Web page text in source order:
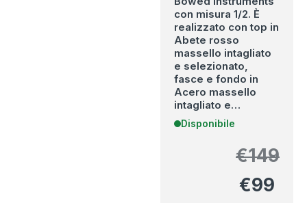
con misura 1/2. È
realizzato con top in
Abete rosso
massello intagliato
e selezionato,
fasce e fondo in
Acero massello
intagliato e…
Disponibile
€149
€99